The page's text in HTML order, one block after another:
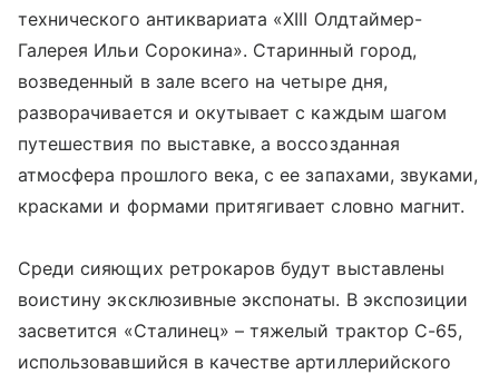
технического антиквариата «ХIII Олдтаймер-
Галерея Ильи Сорокина». Старинный город,
возведенный в зале всего на четыре дня,
разворачивается и окутывает с каждым шагом
путешествия по выставке, а воссозданная
атмосфера прошлого века, с ее запахами, звуками,
красками и формами притягивает словно магнит.
Среди сияющих ретрокаров будут выставлены
воистину эксклюзивные экспонаты. В экспозиции
засветится «Сталинец» – тяжелый трактор С-65,
использовавшийся в качестве артиллерийского